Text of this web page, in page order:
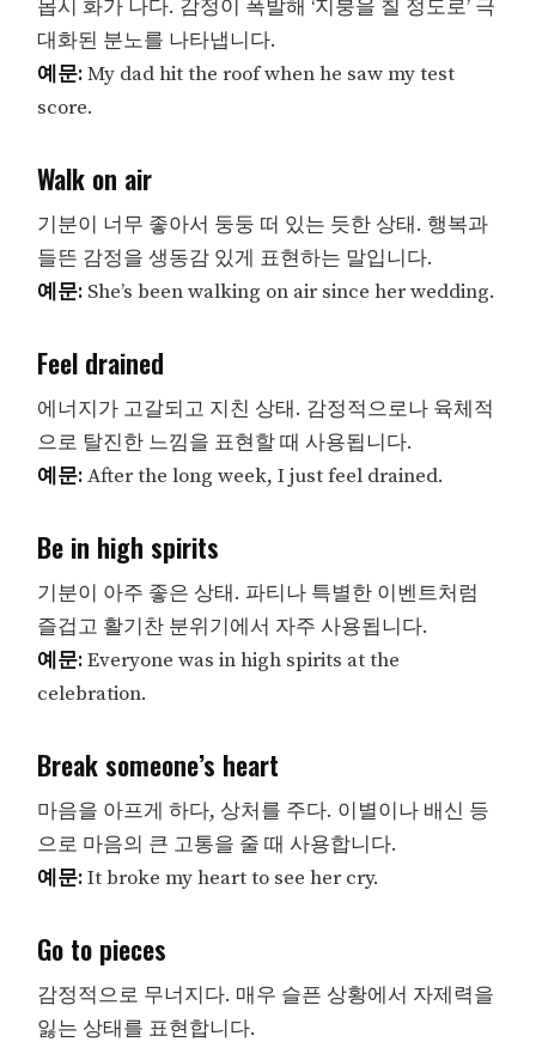
몹시 화가 나다. 감정이 폭발해 ‘지붕을 칠 정도로’ 극
대화된 분노를 나타냅니다.
예문:My dad hit the roof when he saw my test
score.
Walk on air
기분이 너무 좋아서 둥둥 떠 있는 듯한 상태. 행복과
들뜬 감정을 생동감 있게 표현하는 말입니다.
예문: She’s been walking on air since her wedding.
Feel drained
에너지가 고갈되고 지친 상태. 감정적으로나 육체적
으로 탈진한 느낌을 표현할 때 사용됩니다.
예문:After the long week, I just feel drained.
Be in high spirits
기분이 아주 좋은 상태. 파티나 특별한 이벤트처럼
즐겁고 활기찬 분위기에서 자주 사용됩니다.
예문:Everyone was in high spirits at the
celebration.
Break someone’s heart
마음을 아프게 하다, 상처를 주다. 이별이나 배신 등
으로 마음의 큰 고통을 줄 때 사용합니다.
예문:It broke my heart to see her cry.
Go to pieces
감정적으로 무너지다. 매우 슬픈 상황에서 자제력을
잃는 상태를 표현합니다.